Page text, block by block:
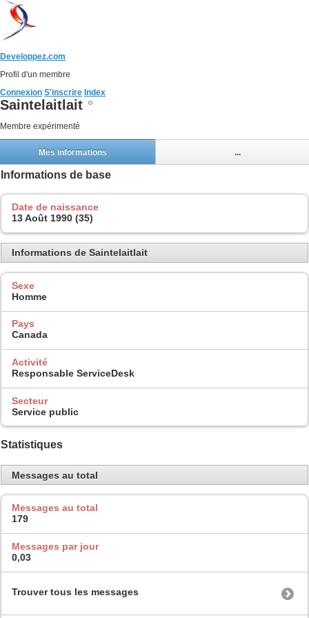
Developpez.com
Profil d'un membre
Connexion S'inscrire Index
Saintelaitlait
Membre expérimenté
Mes informations ...
Informations de base
Date de naissance
13 Août 1990 (35)
Informations de Saintelaitlait
Sexe
Homme
Pays
Canada
Activité
Responsable ServiceDesk
Secteur
Service public
Statistiques
Messages au total
Messages au total
179
Messages par jour
0,03
Trouver tous les messages